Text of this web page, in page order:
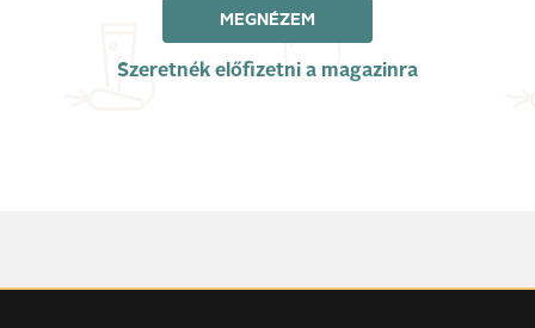
MEGNÉZEM
Szeretnék előfizetni a magazinra